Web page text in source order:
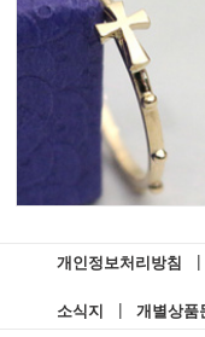
개인정보처리방침
소식지 개별상품